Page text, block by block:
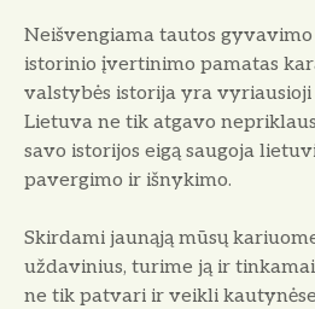
Neišvengiama tautos
istorinio įvertinimo pamatas
valstybės istorija yra vyriausioji
Lietuva ne tik atgavo
savo istorijos eigą saugoja
pavergimo ir išnykimo.
Skirdami jaunąją mūsų
uždavinius, turime ją ir
ne tik patvari ir veikli